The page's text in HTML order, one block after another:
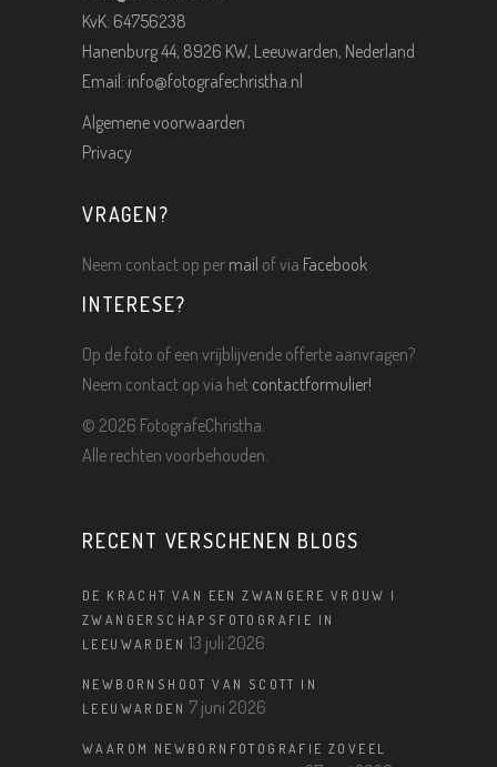
KvK: 64756238
Hanenburg 44, 8926 KW, Leeuwarden, Nederland
Email: info@fotografechristha.nl
Algemene voorwaarden
Privacy
VRAGEN?
Neem contact op per mail of via Facebook
INTERESE?
Op de foto of een vrijblijvende offerte aanvragen?
Neem contact op via het contactformulier!
© 2026 FotografeChristha.
Alle rechten voorbehouden.
RECENT VERSCHENEN BLOGS
DE KRACHT VAN EEN ZWANGERE VROUW |
ZWANGERSCHAPSFOTOGRAFIE IN
LEEUWARDEN 13 juli 2026
NEWBORNSHOOT VAN SCOTT IN
LEEUWARDEN 7 juni 2026
WAAROM NEWBORNFOTOGRAFIE ZOVEEL